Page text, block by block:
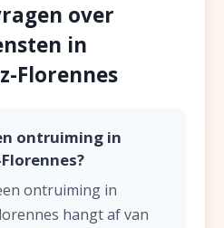
over
in
Florennes
ontruiming in
ontruiming in
hangt af van